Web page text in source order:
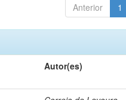
Anterior 1
Autor(es)